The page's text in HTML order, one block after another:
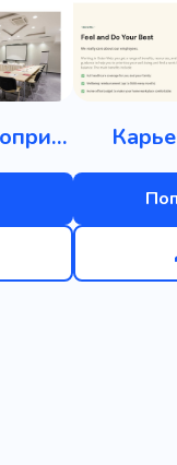
Проведение мероприятий